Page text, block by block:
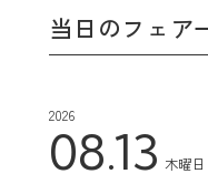
当日のフェア
2026
08.13 木曜日